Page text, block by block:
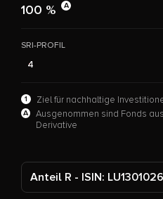
100 % A
SRI-PROFIL
4
1 Ziel für nachhaltige
A
Ausgenommen sind Fonds
Derivative
Anteil R - ISIN: